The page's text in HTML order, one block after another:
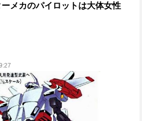
メカのパイロットは大体女性